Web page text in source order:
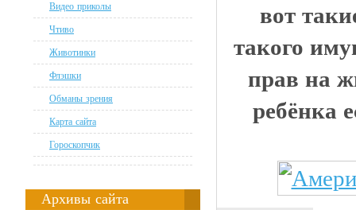
Видео приколы
Чтиво
Животинки
Флэшки
Обманы зрения
Карта сайта
Гороскопчик
Архивы сайта
вот
такого
прав на
ребёнка